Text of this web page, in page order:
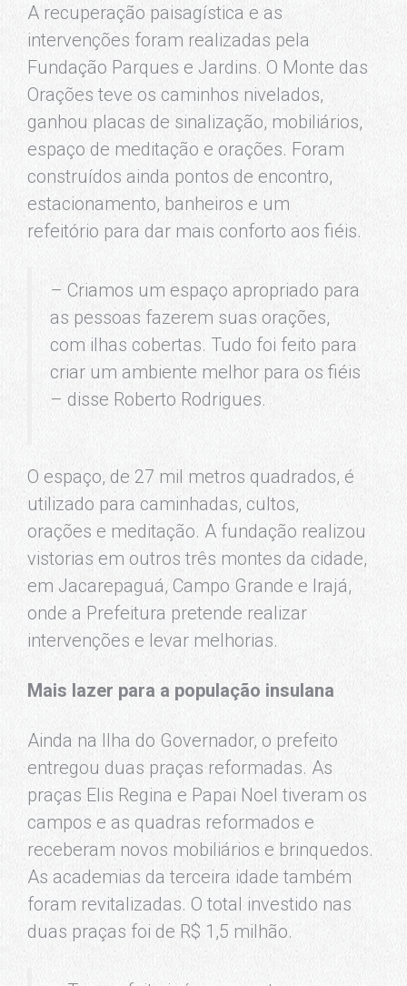
A recuperação paisagística e as
intervenções foram realizadas pela
Fundação Parques e Jardins. O Monte das
Orações teve os caminhos nivelados,
ganhou placas de sinalização, mobiliários,
espaço de meditação e orações. Foram
construídos ainda pontos de encontro,
estacionamento, banheiros e um
refeitório para dar mais conforto aos fiéis.
– Criamos um espaço apropriado para
as pessoas fazerem suas orações,
com ilhas cobertas. Tudo foi feito para
criar um ambiente melhor para os fiéis
– disse Roberto Rodrigues.
O espaço, de 27 mil metros quadrados, é
utilizado para caminhadas, cultos,
orações e meditação. A fundação realizou
vistorias em outros três montes da cidade,
em Jacarepaguá, Campo Grande e Irajá,
onde a Prefeitura pretende realizar
intervenções e levar melhorias.
Mais lazer para a população insulana
Ainda na Ilha do Governador, o prefeito
entregou duas praças reformadas. As
praças Elis Regina e Papai Noel tiveram os
campos e as quadras reformados e
receberam novos mobiliários e brinquedos.
As academias da terceira idade também
foram revitalizadas. O total investido nas
duas praças foi de R$ 1,5 milhão.